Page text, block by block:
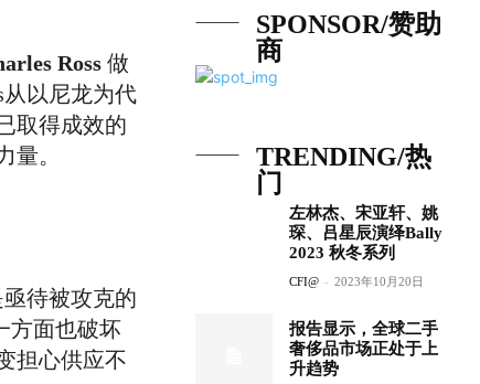
Ross 做
以尼龙为代
取得成效的
量。
待被攻克的
方面也破坏
担心供应不
SPONSOR/赞助
商
TRENDING/热
门
左林杰、宋亚轩、姚
琛、吕星辰演绎Bally
2023 秋冬系列
CFI@ - 2023年10月20日
报告显示，全球二手
奢侈品市场正处于上
升趋势